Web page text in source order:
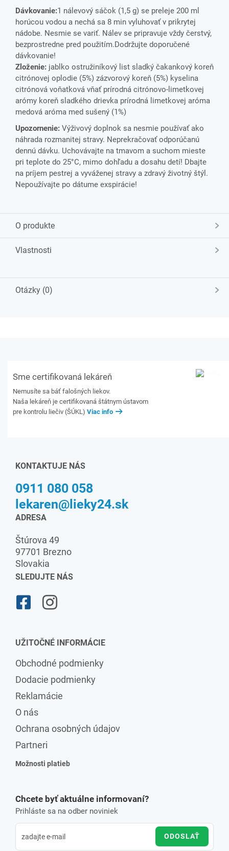
Dávkovanie:1 nálevový sáčok (1,5 g) se preleje 200 ml
horúcou vodou a nechá sa 8 min vyluhovať v prikrytej
nádobe. Nesmie se variť. Nálev se pripravuje vždy čerstvý,
bezprostredne pred použitím.Dodržujte doporučené
dávkovanie!
Zloženie: jablko ostružiníkový list sladký čakankový koreň
citrónovej oplodie (5%) zázvorový koreň (5%) kyselina
citrónová voňatková vňať prírodná citrónovo-limetkovej
arómy koreň sladkého drievka prírodná limetkovej aróma
medová aróma med sušený (1%)
Upozornenie: Výživový doplnok sa nesmie používať ako
náhrada rozmanitej stravy. Neprekračovať odporúčanú
dennú dávku. Uchovávajte na tmavom a suchom mieste
pri teplote do 25°C, mimo dohľadu a dosahu detí! Dbajte
na príjem pestrej a vyváženej stravy a zdravý životný štýl.
Nepoužívajte po dátume exspirácie!
O produkte
Vlastnosti
Otázky (0)
Sme certifikovaná lekáreň
Nemusíte sa báť falošných liekov.
Naša lekáreň je certifikovaná štátnym ústavom
pre kontrolu liečiv (ŠÚKL) Viac info
KONTAKTUJE NÁS
0911 080 058
lekaren@lieky24.sk
ADRESA
Štúrova 49
97701 Brezno
Slovakia
SLEDUJTE NÁS
UŽITOČNÉ INFORMÁCIE
Obchodné podmienky
Dodacie podmienky
Reklamácie
O nás
Ochrana osobných údajov
Partneri
Možnosti platieb
Chcete byť aktuálne informovaní?
Prihláste sa na odber noviniek
ODOSLAŤ